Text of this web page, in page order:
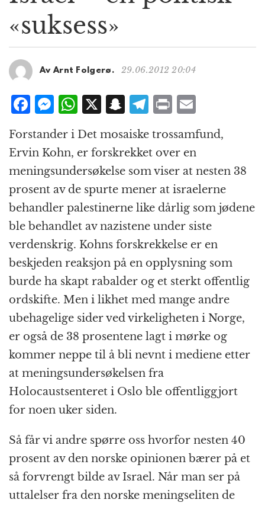
i
n
«suksess»
Av Arnt Folgerø. 29.06.2012 20:04
F
c
e
b
o
o
k
M
e
ss
e
n
g
e
r
W
at
s
A
p
p
X S
n
a
p
c
h
at
T
e
g
r
a
m
P
n
t
m
ai
l
Forstander i Det mosaiske trossamfund,
Ervin Kohn, er forskrekket over en
meningsundersøkelse som viser at nesten 38
prosent av de spurte mener at israelerne
behandler palestinerne like dårlig som jødene
ble behandlet av nazistene under siste
verdenskrig. Kohns forskrekkelse er en
beskjeden reaksjon på en opplysning som
burde ha skapt rabalder og et sterkt offentlig
ordskifte. Men i likhet med mange andre
ubehagelige sider ved virkeligheten i Norge,
er også de 38 prosentene lagt i mørke og
kommer neppe til å bli nevnt i mediene etter
at meningsundersøkelsen fra
Holocaustsenteret i Oslo ble offentliggjort
for noen uker siden.
Så får vi andre spørre oss hvorfor nesten 40
prosent av den norske opinionen bærer på et
så forvrengt bilde av Israel. Når man ser på
uttalelser fra den norske meningseliten de